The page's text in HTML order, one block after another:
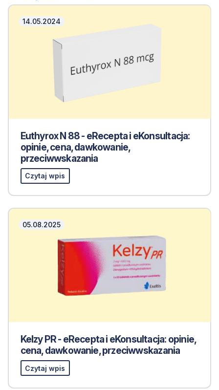
14.05.2024
Euthyrox N 88 - eRecepta i eKonsultacja:
opinie, cena, dawkowanie,
przeciwwskazania
Czytaj wpis
05.08.2025
Kelzy PR - eRecepta i eKonsultacja: opinie,
cena, dawkowanie, przeciwwskazania
Czytaj wpis